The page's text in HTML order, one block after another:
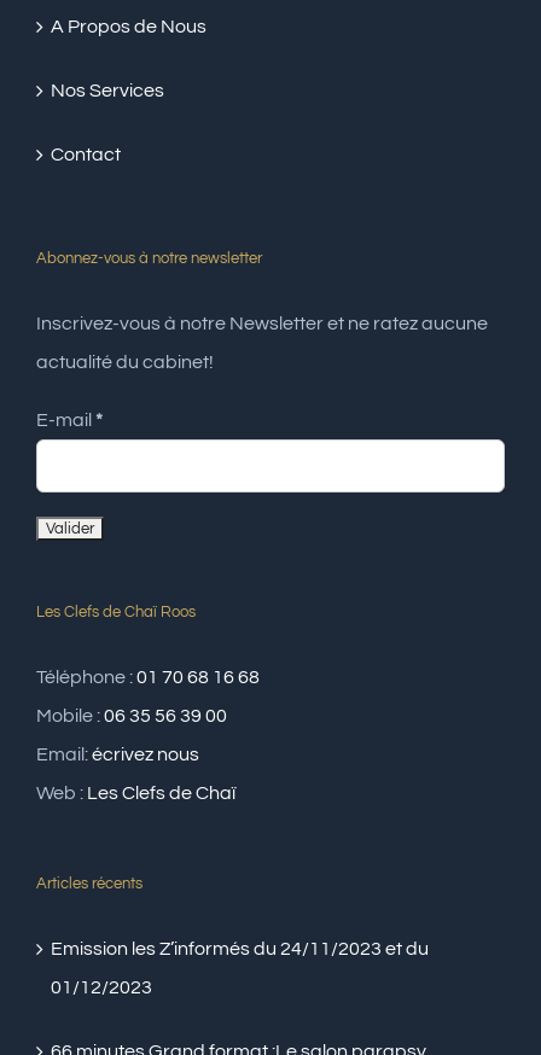
A Propos de Nous
Nos Services
Contact
Abonnez-vous à notre newsletter
Inscrivez-vous à notre Newsletter et ne ratez aucune
actualité du cabinet!
E-mail *
Les Clefs de Chaï Roos
Téléphone :01 70 68 16 68
Mobile :06 35 56 39 00
Email:écrivez nous
Web : Les Clefs de Chaï
Articles récents
Emission les Z’informés du 24/11/2023 et du
01/12/2023